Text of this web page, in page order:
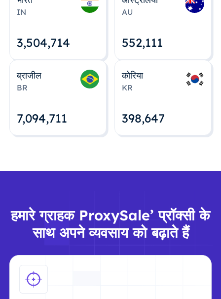
IN
3,504,715
AU
552,112
ब्राजील
BR
7,094,712
कोरिया
KR
398,648
हमारे ग्राहक ProxySale’ प्रॉक्सी के
साथ अपने व्यवसाय को बढ़ाते हैं